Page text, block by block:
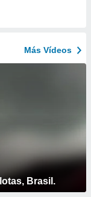
Más Vídeos
Brasil.